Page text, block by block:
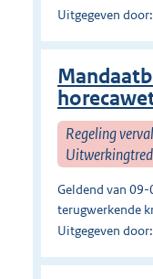
Uitgegeven
Regeling
Geldend van
terugwerkende
Uitgegeven